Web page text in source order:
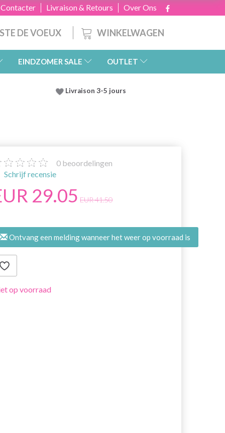
Over Ons
Livraison & Retours
WINKELWAGEN
DE VOEUX
EINDZOMER SALE OUTLET
Livraison 3-5 jours
0 beoordelingen
Schrijf recensie
29.05 EUR 41.50
Ontvang een melding wanneer het weer op voorraad is
op voorraad